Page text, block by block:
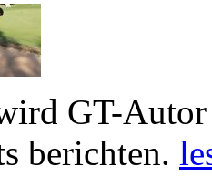
GT-
berichten.